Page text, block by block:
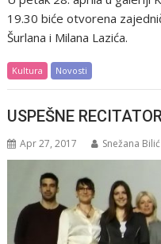
19.30 biće otvorena
Šurlana i Milana Lazića.
Kultura Novosti
USPEŠNE
Apr 27, 2017 Snežana Bilić